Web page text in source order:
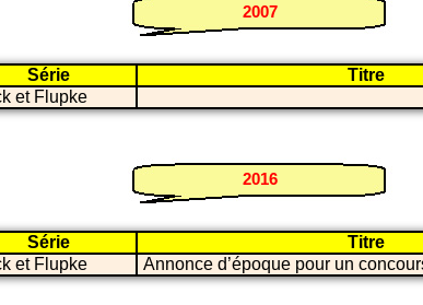
2007
Série Titre
et Flupke
2016
Série Titre
et Flupke Annonce d’époque pour un